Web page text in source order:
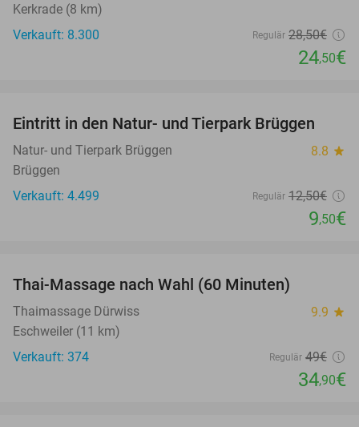
Kerkrade (8 km)
Verkauft: 8.300
Regulär 28,50€
24,50€
24%
Eintritt in den Natur- und Tierpark Brüggen
Natur- und Tierpark Brüggen 8.8 star
Brüggen
Verkauft: 4.499
Regulär 12,50€
9,50€
Thai-Massage nach Wahl (60 Minuten)
Thaimassage Dürwiss 9.9 star
Eschweiler (11 km)
Verkauft: 374
Regulär 49€
34,90€